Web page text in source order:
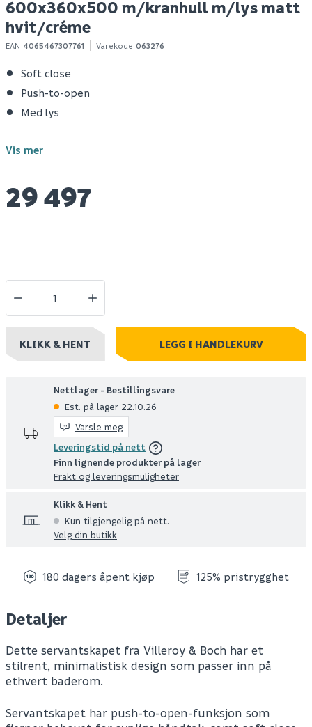
600x360x500 m/kranhull m/lys matt
hvit/créme
EAN 4065467307761 Varekode 063276
Soft close
Push-to-open
Med lys
Vis mer
29 497
KLIKK & HENT LEGG I HANDLEKURV
Nettlager - Bestillingsvare
Est. på lager 22.10.26
Varsle meg
Leveringstid på nett
Finn lignende produkter på lager
Frakt og leveringsmuligheter
Klikk & Hent
Kun tilgjengelig på nett.
Velg din butikk
180 dagers åpent kjøp 125% pristrygghet
Detaljer
Dette servantskapet fra Villeroy & Boch har et
stilrent, minimalistisk design som passer inn på
ethvert baderom.
Servantskapet har push-to-open-funksjon som